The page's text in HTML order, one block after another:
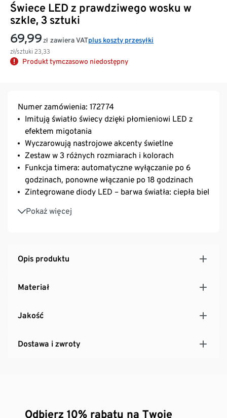
Świece LED z prawdziwego wosku w
szkle, 3 sztuki
69,99 zł
zł/sztuki 23,33
zawiera VATplus koszty przesyłki
Produkt tymczasowo niedostępny
Numer zamówienia: 172774
Imitują światło świecy dzięki płomieniowi LED z
efektem migotania
Wyczarowują nastrojowe akcenty świetlne
Zestaw w 3 różnych rozmiarach i kolorach
Funkcja timera: automatyczne wyłączanie po 6
godzinach, ponowne włączanie po 18 godzinach
Zintegrowane diody LED – barwa światła: ciepła biel
Pokaż więcej
Do użytku w pomieszczeniach
Zasilanie bateryjne – z 6 bateriami (LR06)
Opis produktu
Materiał
Jakość
Dostawa i zwroty
Odbierz 10% rabatu na Twoje